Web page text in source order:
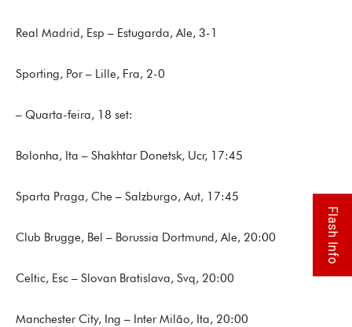
Real Madrid, Esp – Estugarda, Ale, 3-1
Sporting, Por – Lille, Fra, 2-0
– Quarta-feira, 18 set:
Bolonha, Ita – Shakhtar Donetsk, Ucr, 17:45
Sparta Praga, Che – Salzburgo, Aut, 17:45
Club Brugge, Bel – Borussia Dortmund, Ale, 20:00
Celtic, Esc – Slovan Bratislava, Svq, 20:00
Manchester City, Ing – Inter Milão, Ita, 20:00
Flash Info